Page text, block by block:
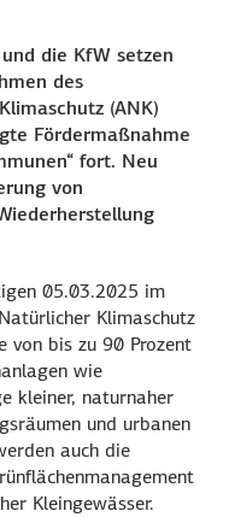
die KfW setzen
des
(ANK)
Fördermaßnahme
fort. Neu
von
05.03.2025 im
Klimaschutz
von bis zu 90 Prozent
wie
kleiner, naturnaher
und urbanen
auch die
Kleingewässer.